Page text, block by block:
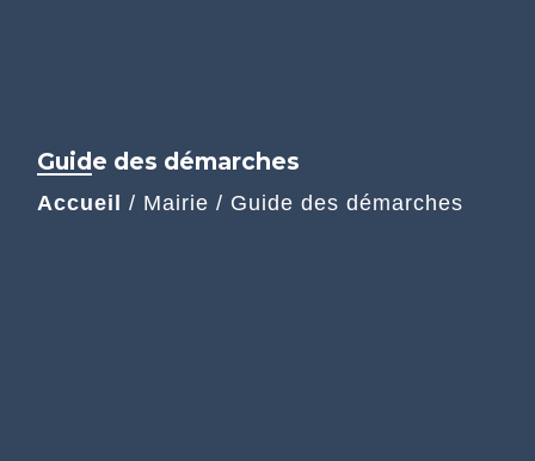
Guide des démarches
Accueil / Mairie / Guide des démarches